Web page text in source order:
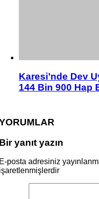
Karesi’nde Dev
144 Bin 900 Hap
yanıt yazın
posta adresiniz